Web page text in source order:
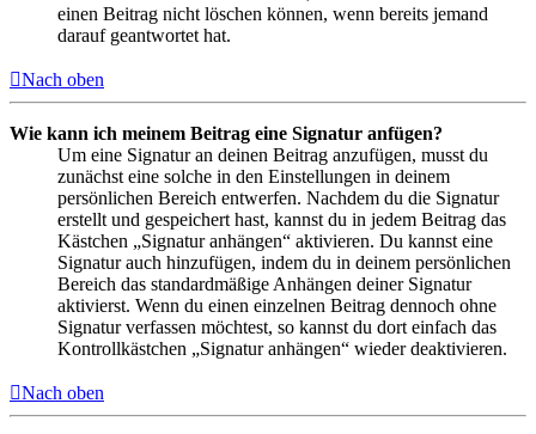
einen Beitrag nicht löschen können, wenn bereits jemand
darauf geantwortet hat.
Nach oben
Wie kann ich meinem Beitrag eine Signatur anfügen?
Um eine Signatur an deinen Beitrag anzufügen, musst du
zunächst eine solche in den Einstellungen in deinem
persönlichen Bereich entwerfen. Nachdem du die Signatur
erstellt und gespeichert hast, kannst du in jedem Beitrag das
Kästchen „Signatur anhängen“ aktivieren. Du kannst eine
Signatur auch hinzufügen, indem du in deinem persönlichen
Bereich das standardmäßige Anhängen deiner Signatur
aktivierst. Wenn du einen einzelnen Beitrag dennoch ohne
Signatur verfassen möchtest, so kannst du dort einfach das
Kontrollkästchen „Signatur anhängen“ wieder deaktivieren.
Nach oben